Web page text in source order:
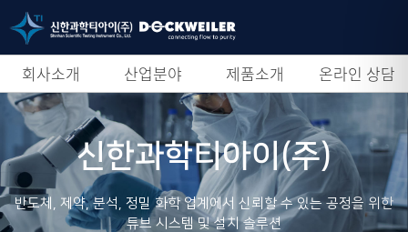
회사소개 산업분야 제품소개 온라인 상담
신한과학티아이(주)
반도체, 제약, 분석, 정밀 화학 업계에서 신뢰할 수 있는 공정을 위한
튜브 시스템 및 설치 솔루션